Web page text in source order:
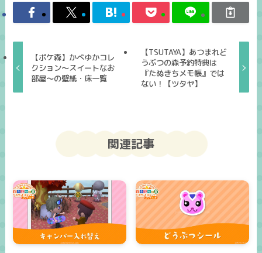
【ポケ森】かべゆかコレ
クション～スイートなお
部屋～の壁紙・床一覧
【TSUTAYA】あつまれど
うぶつの森予約特典は
『たぬきちメモ帳』では
ない！【ツタヤ】
関連記事